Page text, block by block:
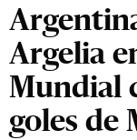
Argelia
Mundial
goles de